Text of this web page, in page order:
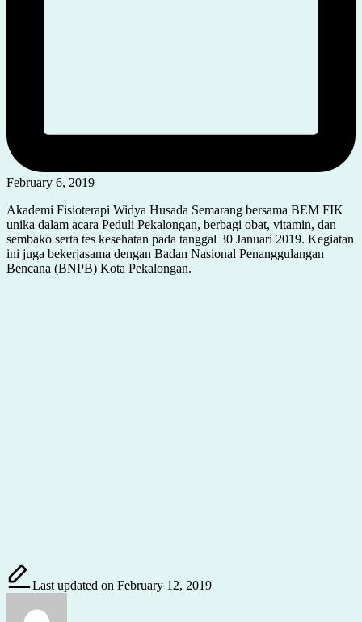
February 6, 2019
Akademi Fisioterapi Widya Husada Semarang bersama BEM FIK
unika dalam acara Peduli Pekalongan, berbagi obat, vitamin, dan
sembako serta tes kesehatan pada tanggal 30 Januari 2019. Kegiatan
ini juga bekerjasama dengan Badan Nasional Penanggulangan
Bencana (BNPB) Kota Pekalongan.
Last updated on February 12, 2019